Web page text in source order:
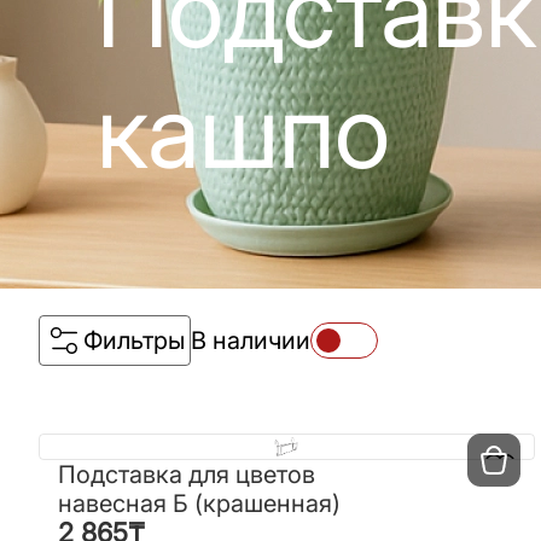
кашпо
Фильтры В наличии
Подставка для цветов
навесная Б (крашенная)
2 865₸
Подставка для цветов
навесная Б (крашенная)
2 865₸